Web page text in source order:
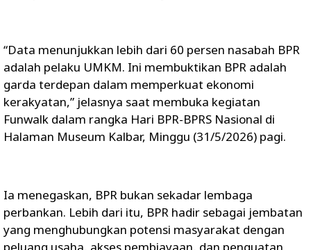
“Data menunjukkan lebih dari 60 persen nasabah BPR
adalah pelaku UMKM. Ini membuktikan BPR adalah
garda terdepan dalam memperkuat ekonomi
kerakyatan,” jelasnya saat membuka kegiatan
Funwalk dalam rangka Hari BPR-BPRS Nasional di
Halaman Museum Kalbar, Minggu (31/5/2026) pagi.
Ia menegaskan, BPR bukan sekadar lembaga
perbankan. Lebih dari itu, BPR hadir sebagai jembatan
yang menghubungkan potensi masyarakat dengan
peluang usaha, akses pembiayaan, dan penguatan